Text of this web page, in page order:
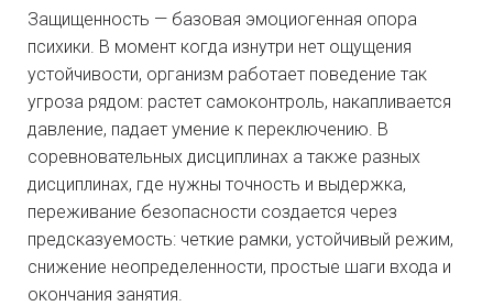
Защищенность — базовая эмоциогенная опора
психики. В момент когда изнутри нет ощущения
устойчивости, организм работает поведение так
угроза рядом: растет самоконтроль, накапливается
давление, падает умение к переключению. В
соревновательных дисциплинах а также разных
дисциплинах, где нужны точность и выдержка,
переживание безопасности создается через
предсказуемость: четкие рамки, устойчивый режим,
снижение неопределенности, простые шаги входа и
окончания занятия.